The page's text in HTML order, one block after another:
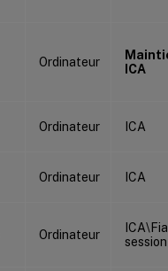
Ordinateur
ICA
Ordinateur ICA
Ordinateur ICA
Ordinateur
session